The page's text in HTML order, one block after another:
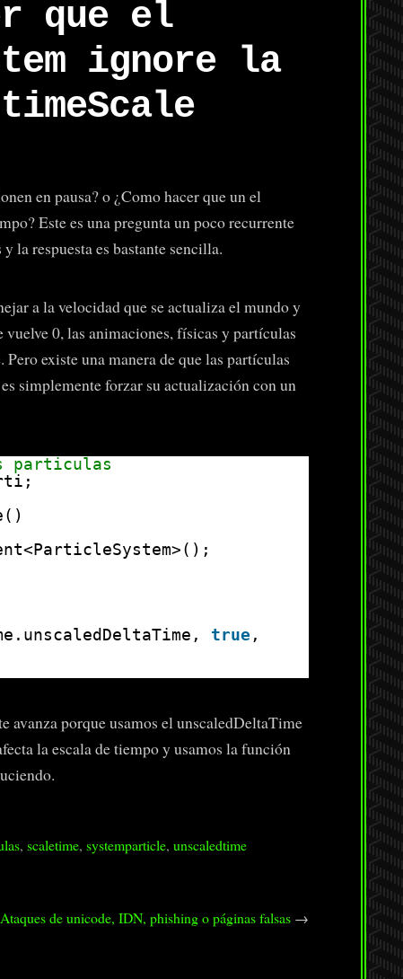
que el
ignore la
en pausa? o ¿Como hacer que un el
Este es una pregunta un poco recurrente
la respuesta es bastante sencilla.
a la velocidad que se actualiza el mundo y
vuelve 0, las animaciones, físicas y partículas
Pero existe una manera de que las partículas
simplemente forzar su actualización con un
particulas
true ,
avanza porque usamos el unscaledDeltaTime
la escala de tiempo y usamos la función
, scaletime, systemparticle, unscaledtime
de unicode, IDN, phishing o páginas falsas →